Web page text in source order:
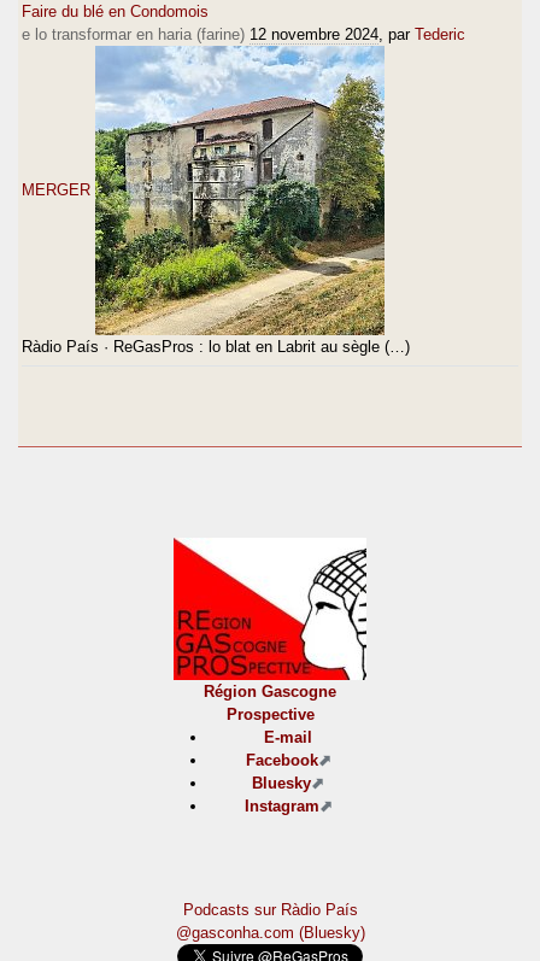
Faire du blé en Condomois
e lo transformar en haria (farine) 12 novembre 2024 , par Tederic
MERGER
Ràdio País · ReGasPros : lo blat en Labrit au sègle (…)
Région Gascogne
Prospective
E-mail
Facebook
Bluesky
Instagram
Podcasts sur Ràdio País
@gasconha.com (Bluesky)